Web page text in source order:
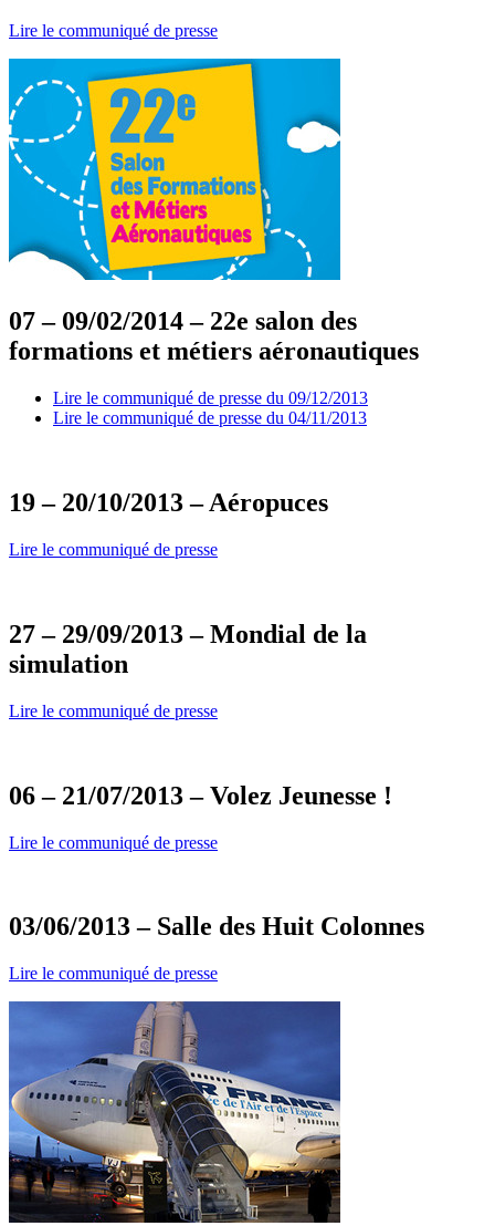
Lire le communiqué de presse
07 – 09/02/2014 – 22e salon des
formations et métiers aéronautiques
Lire le communiqué de presse du 09/12/2013
Lire le communiqué de presse du 04/11/2013
19 – 20/10/2013 – Aéropuces
Lire le communiqué de presse
27 – 29/09/2013 – Mondial de la
simulation
Lire le communiqué de presse
06 – 21/07/2013 – Volez Jeunesse !
Lire le communiqué de presse
03/06/2013 – Salle des Huit Colonnes
Lire le communiqué de presse